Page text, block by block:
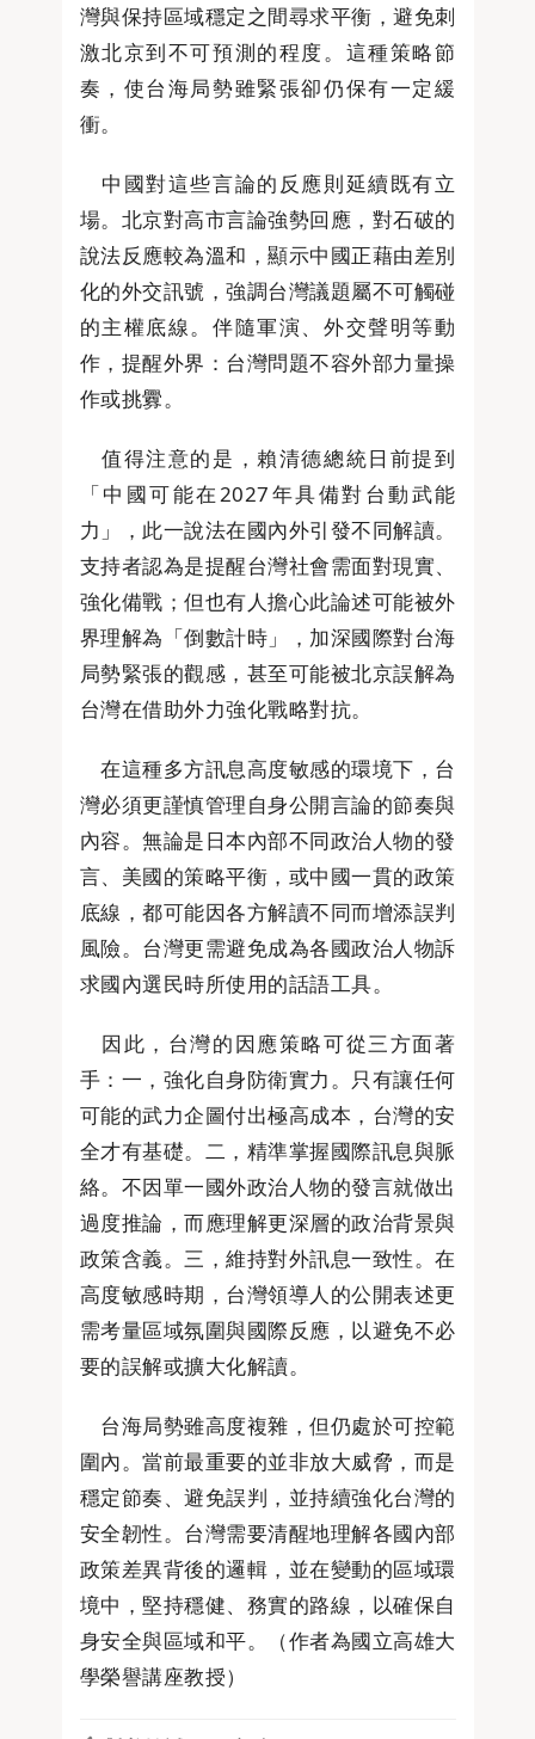
灣與保持區域穩定之間尋求平衡，避免刺
激北京到不可預測的程度。這種策略節
奏，使台海局勢雖緊張卻仍保有一定緩
衝。
中國對這些言論的反應則延續既有立
場。北京對高市言論強勢回應，對石破的
說法反應較為溫和，顯示中國正藉由差別
化的外交訊號，強調台灣議題屬不可觸碰
的主權底線。伴隨軍演、外交聲明等動
作，提醒外界：台灣問題不容外部力量操
作或挑釁。
值得注意的是，賴清德總統日前提到
「中國可能在2027年具備對台動武能
力」，此一說法在國內外引發不同解讀。
支持者認為是提醒台灣社會需面對現實、
強化備戰；但也有人擔心此論述可能被外
界理解為「倒數計時」，加深國際對台海
局勢緊張的觀感，甚至可能被北京誤解為
台灣在借助外力強化戰略對抗。
在這種多方訊息高度敏感的環境下，台
灣必須更謹慎管理自身公開言論的節奏與
內容。無論是日本內部不同政治人物的發
言、美國的策略平衡，或中國一貫的政策
底線，都可能因各方解讀不同而增添誤判
風險。台灣更需避免成為各國政治人物訴
求國內選民時所使用的話語工具。
因此，台灣的因應策略可從三方面著
手：一，強化自身防衛實力。只有讓任何
可能的武力企圖付出極高成本，台灣的安
全才有基礎。二，精準掌握國際訊息與脈
絡。不因單一國外政治人物的發言就做出
過度推論，而應理解更深層的政治背景與
政策含義。三，維持對外訊息一致性。在
高度敏感時期，台灣領導人的公開表述更
需考量區域氛圍與國際反應，以避免不必
要的誤解或擴大化解讀。
台海局勢雖高度複雜，但仍處於可控範
圍內。當前最重要的並非放大威脅，而是
穩定節奏、避免誤判，並持續強化台灣的
安全韌性。台灣需要清醒地理解各國內部
政策差異背後的邏輯，並在變動的區域環
境中，堅持穩健、務實的路線，以確保自
身安全與區域和平。（作者為國立高雄大
學榮譽講座教授）